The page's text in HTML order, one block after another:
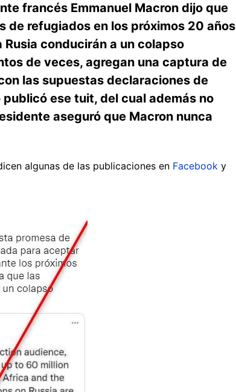
francés Emmanuel Macron dijo que
de refugiados en los próximos 20 años
conducirán a un colapso
de veces, agregan una captura de
las supuestas declaraciones de
publicó ese tuit, del cual además no
aseguró que Macron nunca
algunas de las publicaciones en Facebook y